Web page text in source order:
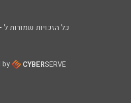
כל הזכויות שמורות ל - 103FM
by CYBERSERVE